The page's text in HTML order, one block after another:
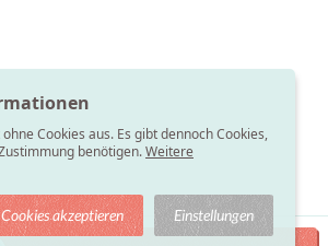
Cookies aus. Es gibt dennoch Cookies,
benötigen.Weitere
Cookies akzeptieren Einstellungen